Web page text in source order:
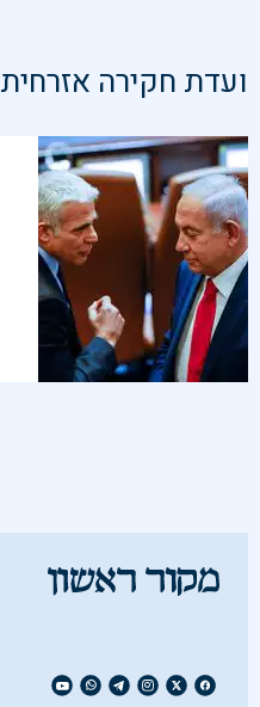
ועדת חקירה אזרחית